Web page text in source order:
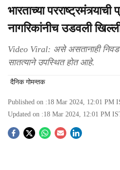
भारताच्या
नागरिकांनीच उडवली
Video Viral: असे असतानाही
सातत्याने उपस्थित होत आहे.
दैनिक गोमन्तक
Published on :18 Mar 2024, 12:01 PM
Updated on :18 Mar 2024, 12:01 PM
S